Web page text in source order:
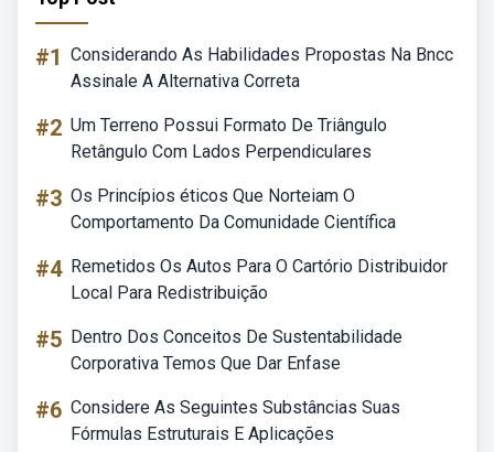
#1 Considerando As Habilidades Propostas Na Bncc
Assinale A Alternativa Correta
#2 Um Terreno Possui Formato De Triângulo
Retângulo Com Lados Perpendiculares
#3 Os Princípios éticos Que Norteiam O
Comportamento Da Comunidade Científica
#4 Remetidos Os Autos Para O Cartório Distribuidor
Local Para Redistribuição
#5 Dentro Dos Conceitos De Sustentabilidade
Corporativa Temos Que Dar Enfase
#6 Considere As Seguintes Substâncias Suas
Fórmulas Estruturais E Aplicações